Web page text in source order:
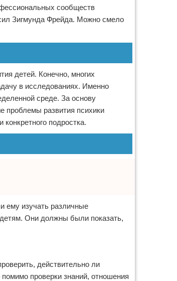
сообществ
Зигмунда Фрейда. Можно смело
детей. Конечно, многих
в исследованиях. Именно
среде. За основу
проблемы развития психики
подростка.
ему изучать различные
Они должны были показать,
действительно ли
проверки знаний, отношения